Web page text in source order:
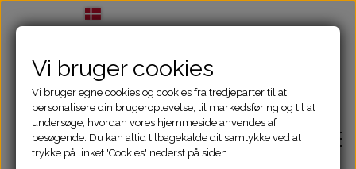
Vi bruger cookies
Vi bruger egne cookies og cookies fra tredjeparter til at
personalisere din brugeroplevelse, til markedsføring og til at
undersøge, hvordan vores hjemmeside anvendes af
besøgende. Du kan altid tilbagekalde dit samtykke ved at
trykke på linket 'Cookies' nederst på siden.